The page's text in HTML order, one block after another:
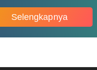
Selengkapnya